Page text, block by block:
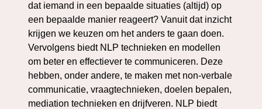
dat iemand in een bepaalde situaties (altijd) op
een bepaalde manier reageert? Vanuit dat inzicht
krijgen we keuzen om het anders te gaan doen.
Vervolgens biedt NLP technieken en modellen
om beter en effectiever te communiceren. Deze
hebben, onder andere, te maken met non-verbale
communicatie, vraagtechnieken, doelen bepalen,
mediation technieken en drijfveren. NLP biedt